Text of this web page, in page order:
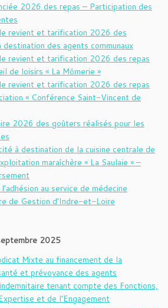
2026 des repas – Participation des
revient et tarification 2026 des
des agents communaux
revient et tarification 2026 des repas
de loisirs « La Mômerie »
revient et tarification 2026 des repas
« Conférence Saint-Vincent de
2026 des goûters réalisés pour les
à destination de la cuisine centrale de
maraîchère « La Saulaie » –
au service de médecine
de Gestion d’Indre-et-Loire
2025
Mixte au financement de la
et prévoyance des agents
tenant compte des Fonctions,
et de l’Engagement